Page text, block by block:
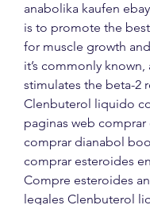
anabolika kaufen
is to promote the
for muscle growth
it’s commonly known,
stimulates the beta-2
Clenbuterol liquido
paginas web comprar
comprar dianabol
comprar esteroides
Compre esteroides
legales Clenbuterol